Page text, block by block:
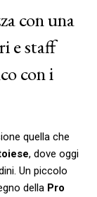
con una
e staff
con i
quella che
, dove oggi
Un piccolo
della Pro